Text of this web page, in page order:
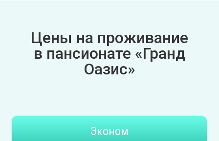
Цены на проживание
в пансионате «Гранд
Оазис»
Эконом